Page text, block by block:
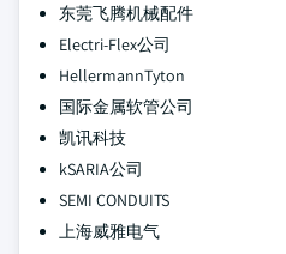
东莞飞腾机械配件
Electri‑Flex公司
HellermannTyton
国际金属软管公司
凯讯科技
kSARIA公司
SEMI CONDUITS
上海威雅电气